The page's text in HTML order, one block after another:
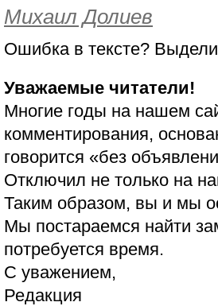
Михаил Долиев
Ошибка в тексте?
Уважаемые читатели!
Многие годы на нашем
комментирования,
говорится «без
Отключил не только на
Таким образом, вы и мы
Мы постараемся найти
потребуется время.
С уважением,
Редакция